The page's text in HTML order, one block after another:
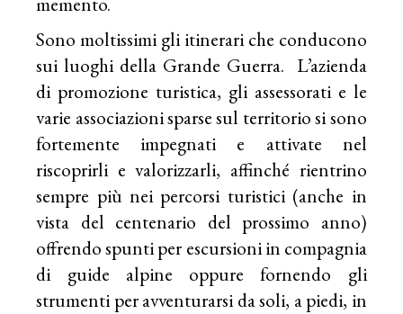
Sono moltissimi gli itinerari che conducono
sui luoghi della Grande Guerra. L’azienda
di promozione turistica, gli assessorati e le
varie associazioni sparse sul territorio si sono
fortemente impegnati e attivate nel
riscoprirli e valorizzarli, affinché rientrino
sempre più nei percorsi turistici (anche in
vista del centenario del prossimo anno)
offrendo spunti per escursioni in compagnia
di guide alpine oppure fornendo gli
strumenti per avventurarsi da soli, a piedi, in